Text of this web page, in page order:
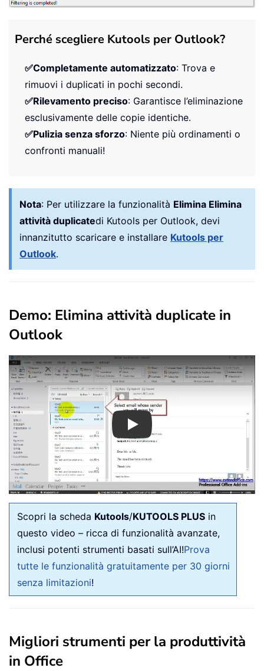
Perché scegliere Kutools per Outlook?
✅Completamente automatizzato: Trova e
rimuovi i duplicati in pochi secondi.
✅Rilevamento preciso: Garantisce l’eliminazione
esclusivamente delle copie identiche.
✅Pulizia senza sforzo: Niente più ordinamenti o
confronti manuali!
Nota: Per utilizzare la funzionalità Elimina Elimina
attività duplicatedi Kutools per Outlook, devi
innanzitutto scaricare e installare Kutools per
Outlook.
Demo: Elimina attività duplicate in
Outlook
Play
Scopri la scheda Kutools/KUTOOLS PLUS in
questo video – ricca di funzionalità avanzate,
inclusi potenti strumenti basati sull’AI!Prova
tutte le funzionalità gratuitamente per 30 giorni
senza limitazioni!
Migliori strumenti per la produttività
in Office